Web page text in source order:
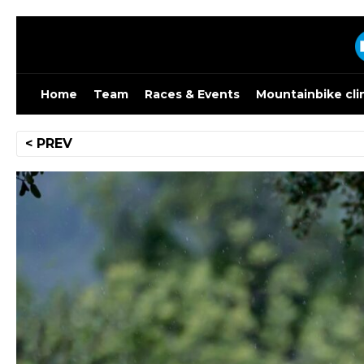
Skip
Home Team Races & Events Mountainbike
Bericht
navigatie
< PREV